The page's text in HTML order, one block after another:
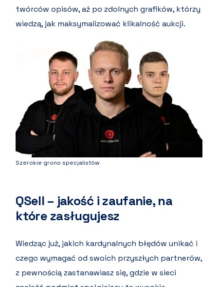
twórców opisów, aż po zdolnych grafików, którzy
wiedzą, jak maksymalizować klikalność aukcji.
Szerokie grono specjalistów
QSell – jakość i zaufanie, na
które zasługujesz
Wiedząc już, jakich kardynalnych błędów unikać i
czego wymagać od swoich przyszłych partnerów,
z pewnością zastanawiasz się, gdzie w sieci